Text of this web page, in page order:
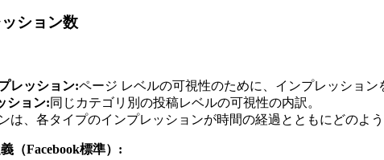
ション数
レッション:ページ レベルの可視性のために、インプレッショ
ション:同じカテゴリ別の投稿レベルの可視性の内訳。
は、各タイプのインプレッションが時間の経過とともにどのよ
（Facebook標準）: